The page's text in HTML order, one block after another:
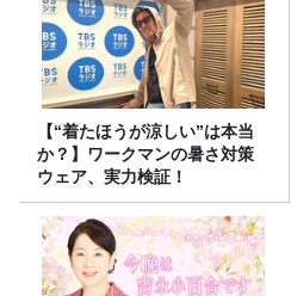
【“着たほうが涼しい”は本当
か？】ワークマンの暑さ対策
ウェア、実力検証！